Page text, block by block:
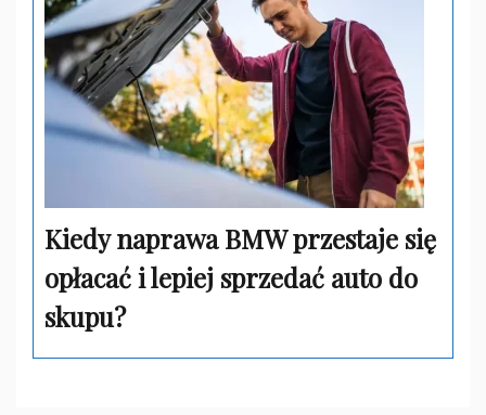
Kiedy naprawa BMW przestaje się
opłacać i lepiej sprzedać auto do
skupu?